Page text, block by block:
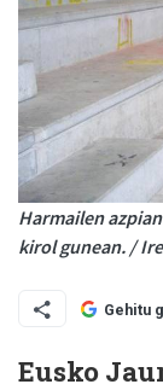
Harmailen
kirol gunean. /
Gehitu
Eusko